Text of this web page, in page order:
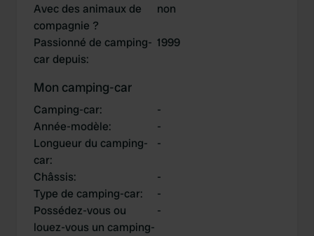
Avec des animaux de
compagnie ?
non
Passionné de camping-
car depuis:
1999
Mon camping-car
Camping-car:
-
Année-modèle:
-
Longueur du camping-
car:
-
Châssis:
-
Type de camping-car:
-
Possédez-vous ou
louez-vous un camping-
-